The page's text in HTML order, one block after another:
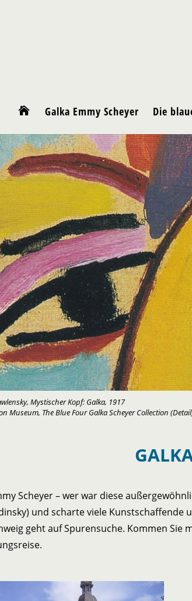
 Galka Emmy Scheyer Die
Mystischer Kopf: Galka, 1917
Museum, The Blue Four Galka Scheyer Collection
Scheyer – wer war diese
und scharte viele Kunstschaffende
geht auf Spurensuche. Kommen